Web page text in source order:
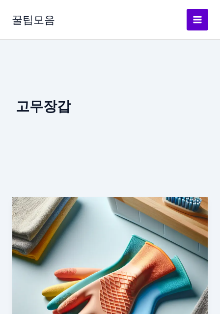
로
꿀팁모음
고무장갑